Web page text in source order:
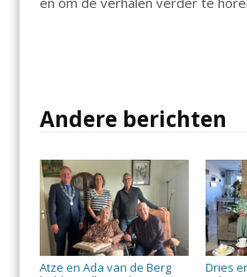
Andere berichten
Atze en Ada van de Berg
Dries